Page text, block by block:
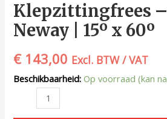
Klepzittingfrees –
Neway | 15º x 60º
€143,00 Excl. BTW / VAT
Beschikbaarheid: Op voorraad (kan